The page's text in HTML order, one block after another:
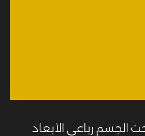
الجسم رباعي الأبعاد